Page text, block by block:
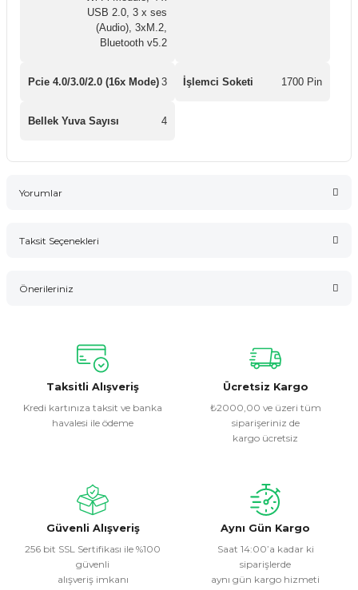
USB 2.0, 3 x ses
(Audio), 3xM.2,
Bluetooth v5.2
Pcie 4.0/3.0/2.0 (16x Mode) 3 İşlemci Soketi 1700 Pin
Bellek Yuva Sayısı 4
Yorumlar
Taksit Seçenekleri
Önerileriniz
konularda yetersiz gördüğünüz noktaları öneri formunu
kullanarak tarafımıza iletebilirsiniz.
Görüş ve önerileriniz için teşekkür ederiz.
Ürün resmi kalitesiz, bozuk veya görüntülenemiyor.
Ürün fiyatı diğer sitelerden daha pahalı.
Bu ürüne benzer farklı alternatifler olmalı.
Taksitli Alışveriş
Kredi kartınıza taksit ve banka
havalesi ile ödeme
Ücretsiz Kargo
₺2000,00 ve üzeri tüm
siparişeriniz de
kargo ücretsiz
Güvenli Alışveriş
256 bit SSL Sertifikası ile %100
güvenli
alışveriş imkanı
Aynı Gün Kargo
Saat 14:00’a kadar ki
siparişlerde
aynı gün kargo hizmeti